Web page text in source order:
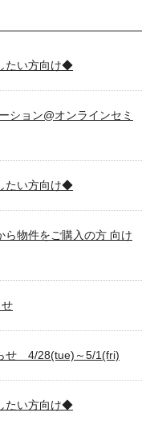
たい方向け◆
ション@オンラインセミ
たい方向け◆
物件をご購入の方 向け
せ 4/28(tue)～5/1(fri)
たい方向け◆